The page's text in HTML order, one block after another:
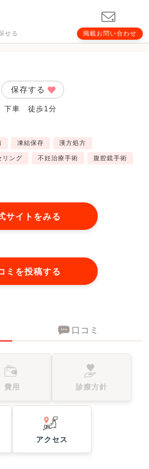
せる 掲載お問い合わせ
保存する
下車 徒歩1分
凍結保存 漢方処方
リング 不妊治療手術 腹腔鏡手術
サイトをみる
ミを投稿する
口コミ
費用 診療方針
アクセス